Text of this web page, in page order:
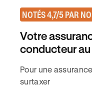
NOTÉS 4,7/5 PAR
Votre
conducteur
Pour une
surtaxer